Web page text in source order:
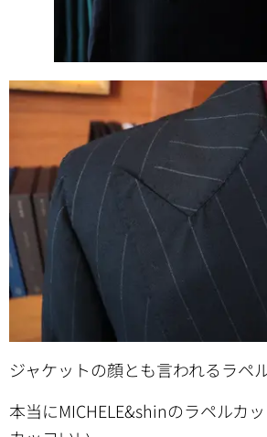
ジャケットの顔とも言われるラペル
本当にMICHELE&shinのラペルカッ